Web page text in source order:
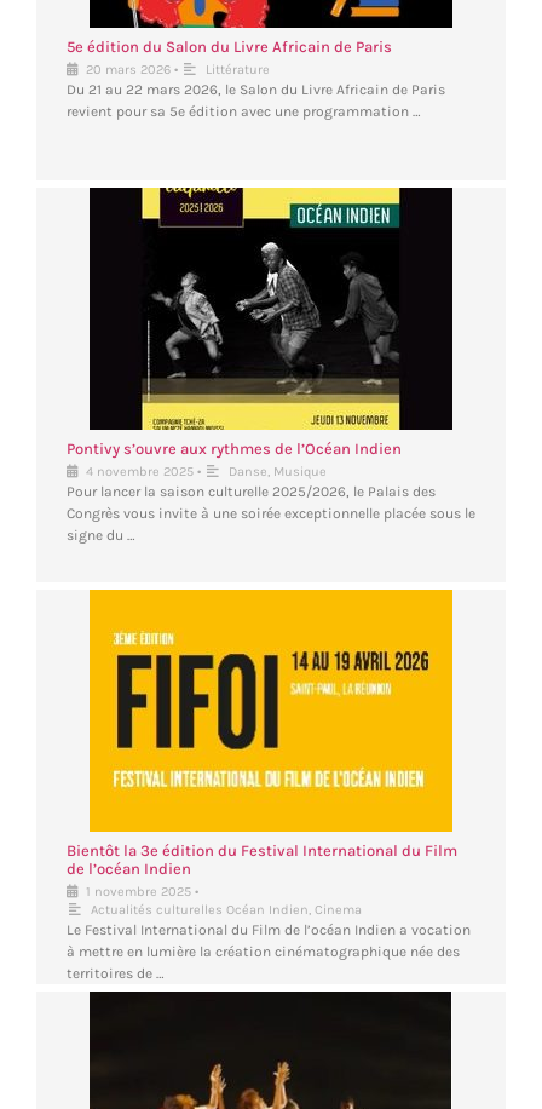
5e édition du Salon du Livre Africain de Paris
20 mars 2026 • Littérature
Du 21 au 22 mars 2026, le Salon du Livre Africain de Paris
revient pour sa 5e édition avec une programmation …
Pontivy s’ouvre aux rythmes de l’Océan Indien
4 novembre 2025 • Danse, Musique
Pour lancer la saison culturelle 2025/2026, le Palais des
Congrès vous invite à une soirée exceptionnelle placée sous le
signe du …
Bientôt la 3e édition du Festival International du Film
de l’océan Indien
1 novembre 2025 •
Actualités culturelles Océan Indien, Cinema
Le Festival International du Film de l’océan Indien a vocation
à mettre en lumière la création cinématographique née des
territoires de …